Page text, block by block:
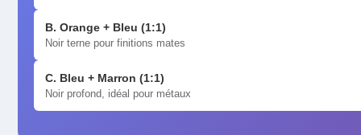
B. Orange + Bleu (1:1)
Noir terne pour finitions mates
C. Bleu + Marron (1:1)
Noir profond, idéal pour métaux